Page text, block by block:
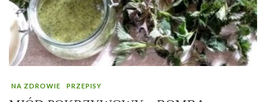
NA ZDROWIE PRZEPISY